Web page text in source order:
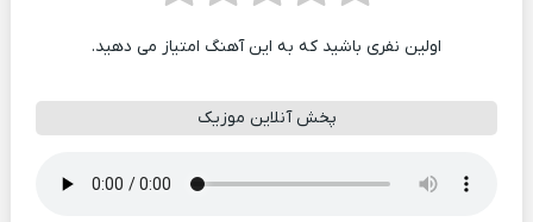
اولین نفری باشید که به این آهنگ امتیاز می دهید.
پخش آنلاین موزیک